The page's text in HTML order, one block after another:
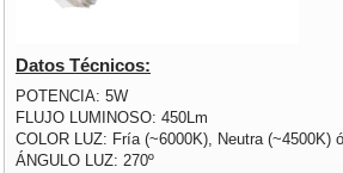
Datos Técnicos:
POTENCIA: 5W
FLUJO LUMINOSO: 450Lm
COLOR LUZ: Fría (~6000K), Neutra (~4500K)
ÁNGULO LUZ: 270º